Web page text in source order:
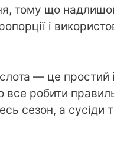
тому що
і
— це простий
робити
сезон, а